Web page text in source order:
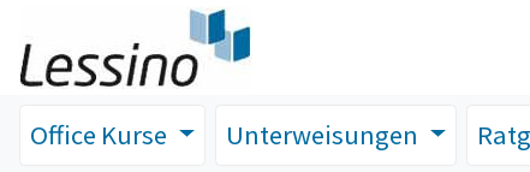
Office Kurse Unterweisungen